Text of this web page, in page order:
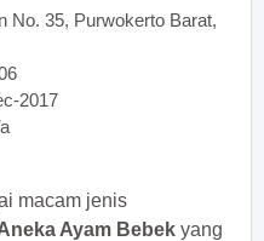
No. 35, Purwokerto Barat,
2017
macam jenis
Ayam Bebek yang